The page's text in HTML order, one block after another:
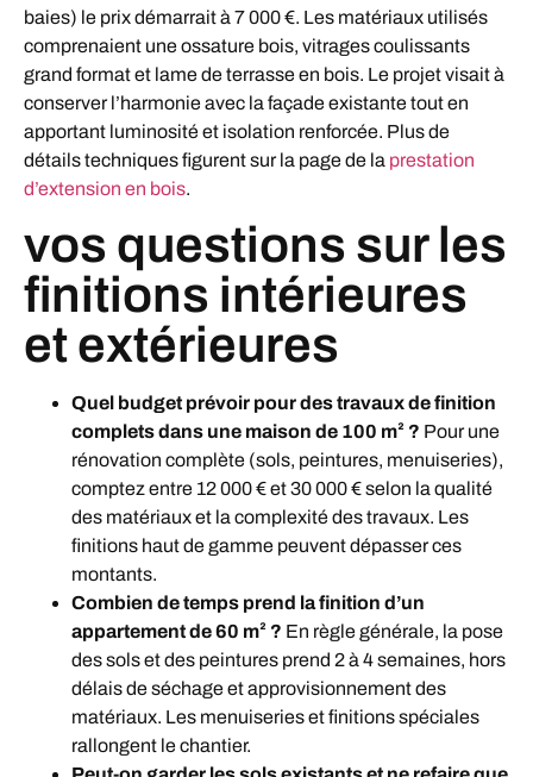
baies) le prix démarrait à 7 000 €. Les matériaux utilisés
comprenaient une ossature bois, vitrages coulissants
grand format et lame de terrasse en bois. Le projet visait à
conserver l’harmonie avec la façade existante tout en
apportant luminosité et isolation renforcée. Plus de
détails techniques figurent sur la page de la prestation
d’extension en bois.
vos questions sur les
finitions intérieures
et extérieures
Quel budget prévoir pour des travaux de finition
complets dans une maison de 100 m² ? Pour une
rénovation complète (sols, peintures, menuiseries),
comptez entre 12 000 € et 30 000 € selon la qualité
des matériaux et la complexité des travaux. Les
finitions haut de gamme peuvent dépasser ces
montants.
Combien de temps prend la finition d’un
appartement de 60 m² ? En règle générale, la pose
des sols et des peintures prend 2 à 4 semaines, hors
délais de séchage et approvisionnement des
matériaux. Les menuiseries et finitions spéciales
rallongent le chantier.